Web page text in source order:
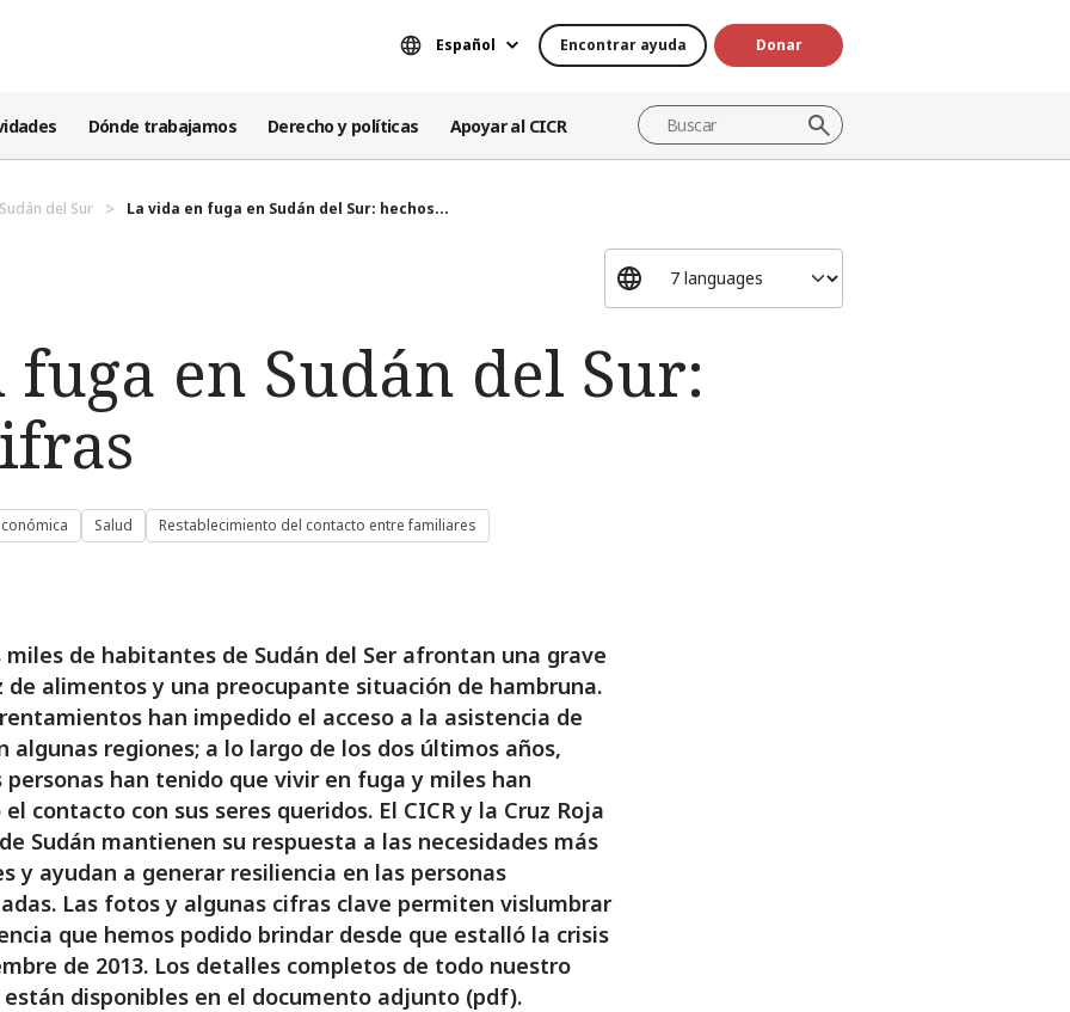
Español Encontrar ayuda Donar
Dónde trabajamos Derecho y políticas Apoyar al CICR
del Sur La vida en fuga en Sudán del Sur: hechos...
en Sudán del Sur:
Salud Restablecimiento del contacto entre familiares
miles de habitantes de Sudán del Ser afrontan una grave
de alimentos y una preocupante situación de hambruna.
han impedido el acceso a la asistencia de
algunas regiones; a lo largo de los dos últimos años,
personas han tenido que vivir en fuga y miles han
contacto con sus seres queridos. El CICR y la Cruz Roja
Sudán mantienen su respuesta a las necesidades más
y ayudan a generar resiliencia en las personas
Las fotos y algunas cifras clave permiten vislumbrar
que hemos podido brindar desde que estalló la crisis
de 2013. Los detalles completos de todo nuestro
disponibles en el documento adjunto (pdf).